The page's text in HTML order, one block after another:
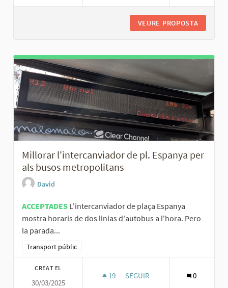
VEURE PROPOSTA
Millorar l'intercanviador de pl. Espanya per
als busos metropolitans
David
ACCEPTADES L'intercanviador de plaça Espanya
mostra horaris de dos linias d'autobus a l'hora. Pero
la parada...
Resultats al filtrar per la categoria: Transport públic
Transport públic
CREAT EL
30/03/2025
19 19 SEGUIDORES
SEGUIR 0